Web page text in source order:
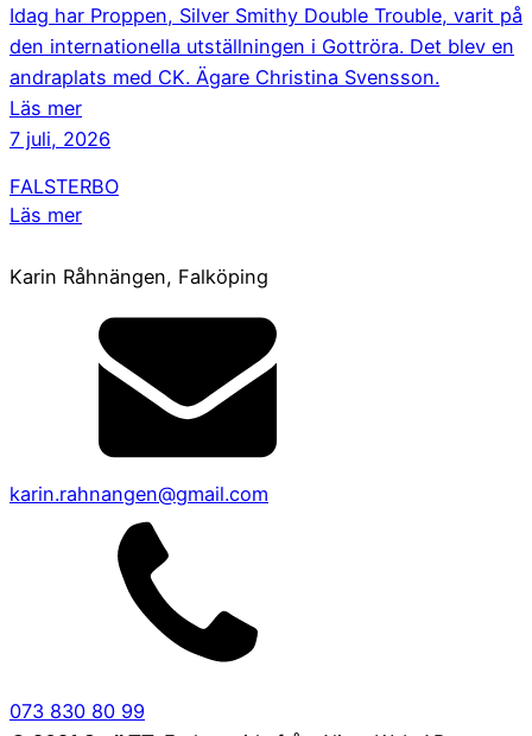
Idag har Proppen, Silver Smithy Double Trouble, varit på
den internationella utställningen i Gottröra. Det blev en
andraplats med CK. Ägare Christina Svensson.
Läs mer
7 juli, 2026
FALSTERBO
Läs mer
Karin Råhnängen, Falköping
karin.rahnangen@gmail.com
073 830 80 99